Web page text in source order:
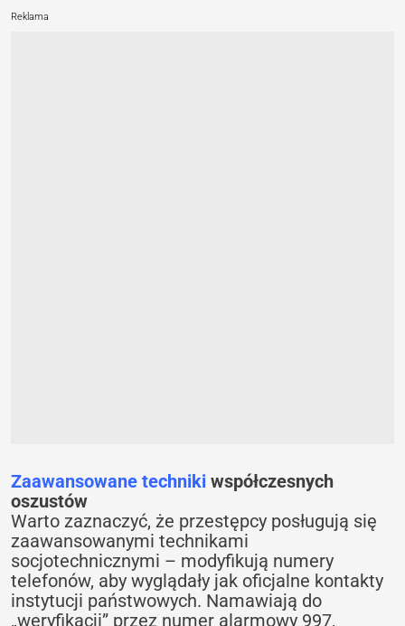
Reklama
Zaawansowane techniki współczesnych
oszustów
Warto zaznaczyć, że przestępcy posługują się
zaawansowanymi technikami
socjotechnicznymi – modyfikują numery
telefonów, aby wyglądały jak oficjalne kontakty
instytucji państwowych. Namawiają do
„weryfikacji” przez numer alarmowy 997,